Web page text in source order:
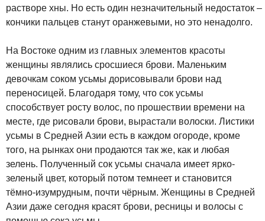
растворе хны. Но есть один незначительный недостаток –
кончики пальцев станут оранжевыми, но это ненадолго.
На Востоке одним из главных элементов красоты
женщины являлись сросшиеся брови. Маленьким
девочкам соком усьмы дорисовывали брови над
переносицей. Благодаря тому, что сок усьмы
способствует росту волос, по прошествии времени на
месте, где рисовали брови, вырастали волоски. Листики
усьмы в Средней Азии есть в каждом огороде, кроме
того, на рынках они продаются так же, как и любая
зелень. Полученный сок усьмы сначала имеет ярко-
зеленый цвет, который потом темнеет и становится
тёмно-изумрудным, почти чёрным. Женщины в Средней
Азии даже сегодня красят брови, ресницы и волосы с